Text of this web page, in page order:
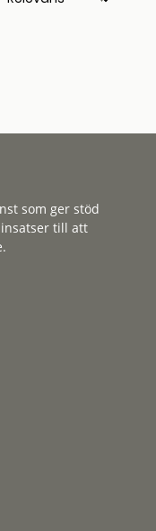
som ger stöd
till att